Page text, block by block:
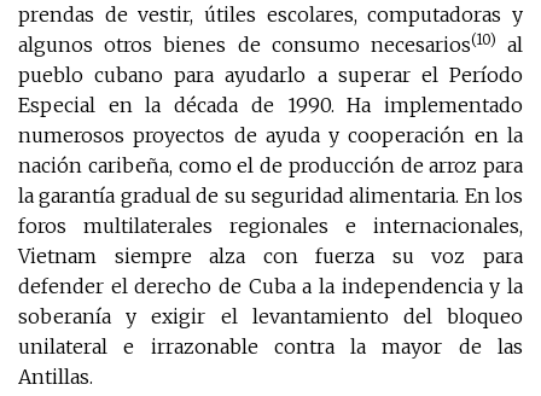
prendas de vestir, útiles escolares, computadoras y
algunos otros bienes de consumo necesarios(10)
al
pueblo cubano para ayudarlo a superar el Período
Especial en la década de 1990. Ha implementado
numerosos proyectos de ayuda y cooperación en la
nación caribeña, como el de producción de arroz para
la garantía gradual de su seguridad alimentaria. En los
foros multilaterales regionales e internacionales,
Vietnam siempre alza con fuerza su voz para
defender el derecho de Cuba a la independencia y la
soberanía y exigir el levantamiento del bloqueo
unilateral e irrazonable contra la mayor de las
Antillas.